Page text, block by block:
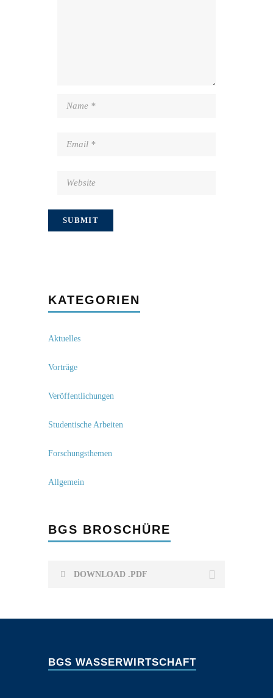
KATEGORIEN
Aktuelles
Vorträge
Veröffentlichungen
Studentische Arbeiten
Forschungsthemen
Allgemein
BGS BROSCHÜRE
DOWNLOAD .PDF
BGS WASSERWIRTSCHAFT